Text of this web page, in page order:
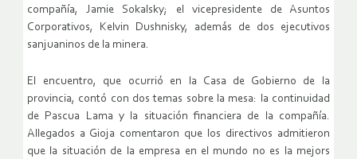
compañía, Jamie Sokalsky; el vicepresidente de Asuntos
Corporativos, Kelvin Dushnisky, además de dos ejecutivos
sanjuaninos de la minera.
El encuentro, que ocurrió en la Casa de Gobierno de la
provincia, contó con dos temas sobre la mesa: la continuidad
de Pascua Lama y la situación financiera de la compañía.
Allegados a Gioja comentaron que los directivos admitieron
que la situación de la empresa en el mundo no es la mejors